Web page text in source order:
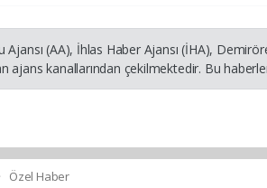
Ajansı (AA), İhlas Haber Ajansı (İHA),
ajans kanallarından çekilmektedir. Bu
Özel Haber